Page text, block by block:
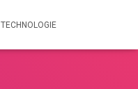
TECHNOLOGIE